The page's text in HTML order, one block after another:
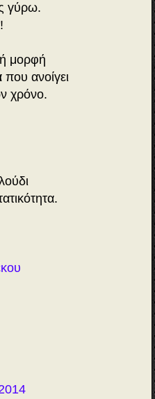
γύρω.
μορφή
που ανοίγει
χρόνο.